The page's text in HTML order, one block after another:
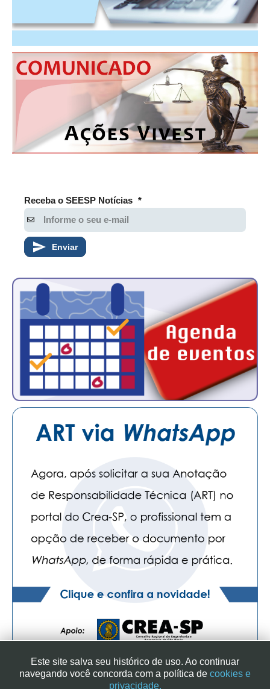
ASSOCIE-SE
ATUALIZAÇÃO CADASTRAL
NÚCLEO JOVEM
Receba o SEESP Notícias *
Enviar
Este site salva seu histórico de uso. Ao continuar
navegando você concorda com a política de cookies e
privacidade.